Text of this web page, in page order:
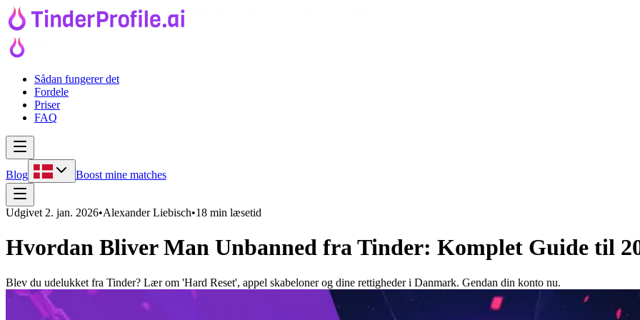
Sådan fungerer det
Fordele
Priser
FAQ
Blog Boost mine matches
Udgivet 2. jan. 2026•Alexander Liebisch•18 min læsetid
Hvordan Bliver Man Unbanned fra Tinder: Komplet Guide til
Blev du udelukket fra Tinder? Lær om 'Hard Reset', appel skabeloner og dine rettigheder i Danmark. Gendan din konto nu.